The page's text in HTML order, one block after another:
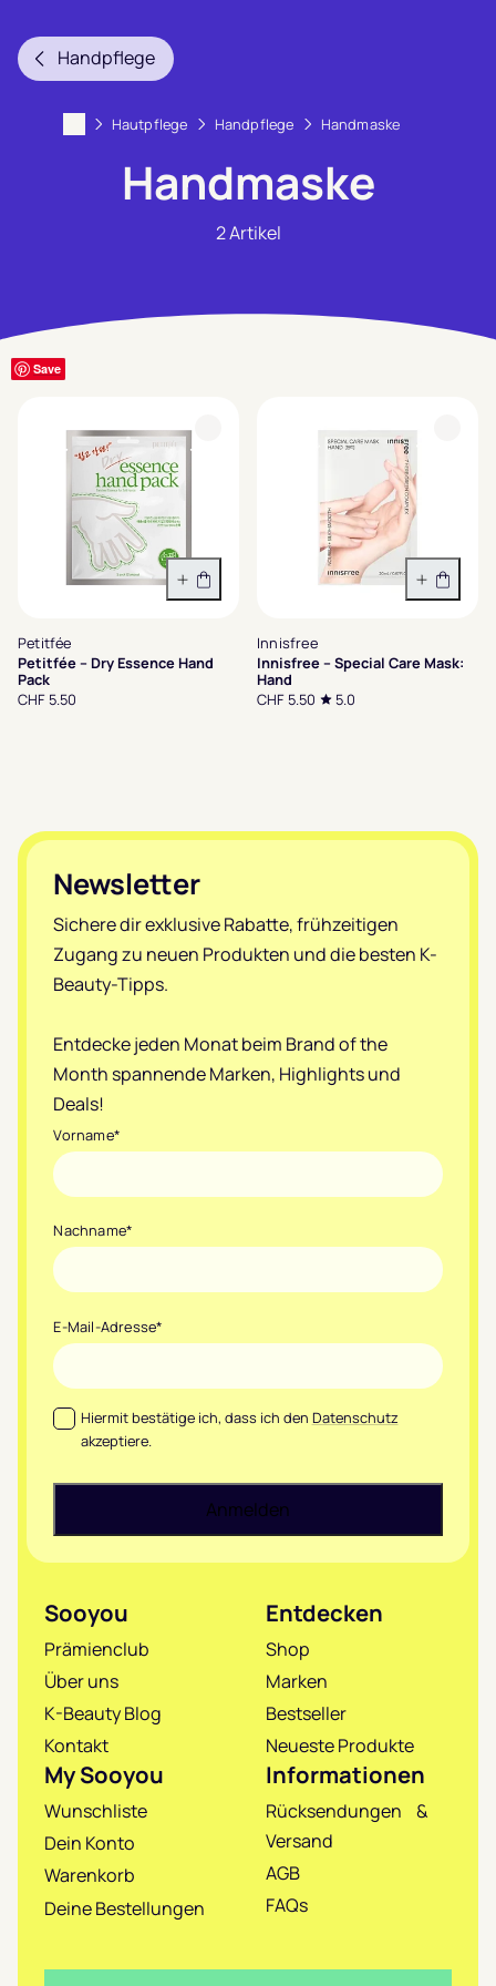
Handpflege
Hautpflege Handpflege Handmaske
Handmaske
2Artikel
Save
In den Warenkorb
Petitfée
Petitfée – Dry Essence Hand
Pack
CHF 5.50
Save
In den
Innisfree
Innisfree – Special Care Mask:
Hand
CHF 5.50
5.0
Footer
Newsletter
Sichere dir exklusive Rabatte, frühzeitigen
Zugang zu neuen Produkten und die besten K-
Beauty-Tipps.
Entdecke jeden Monat beim Brand of the
Month spannende Marken, Highlights und
Deals!
Vorname*
Nachname*
E-Mail-Adresse*
Datenschutz*
Hiermit bestätige ich, dass ich den Datenschutz
akzeptiere.
Sooyou
Prämienclub
Über uns
K-Beauty Blog
Kontakt
Entdecken
Shop
Marken
Bestseller
Neueste Produkte
My Sooyou
Wunschliste
Dein Konto
Warenkorb
Deine Bestellungen
Informationen
Rücksendungen &
Versand
AGB
FAQs